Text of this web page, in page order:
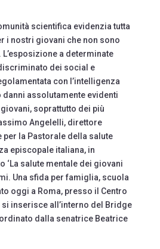
scientifica evidenzia tutta
i nostri giovani che non sono
a determinate
dei social e
con l’intelligenza
assolutamente evidenti
soprattutto dei più
Angelelli, direttore
per la Pastorale della salute
episcopale italiana, in
‘La salute mentale dei giovani
Una sfida per famiglia, scuola
oggi a Roma, presso il Centro
inserisce all’interno del Bridge
dalla senatrice Beatrice